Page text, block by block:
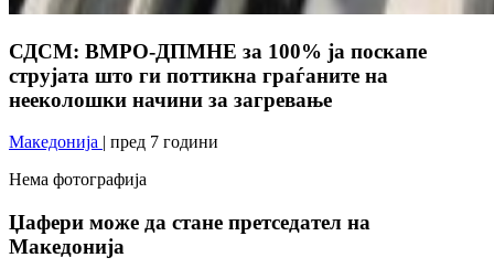
СДСМ: ВМРО-ДПМНЕ за 100% ја поскапе
струјата што ги поттикна граѓаните на
нееколошки начини за загревање
Македонија | пред 7 години
Нема фотографија
Џафери може да стане претседател на
Македонија